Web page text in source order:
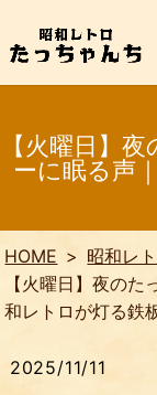
【火曜日】
ーに眠る声
HOME
昭和レ
【火曜日】夜の
和レトロが灯る鉄
2025/11/11